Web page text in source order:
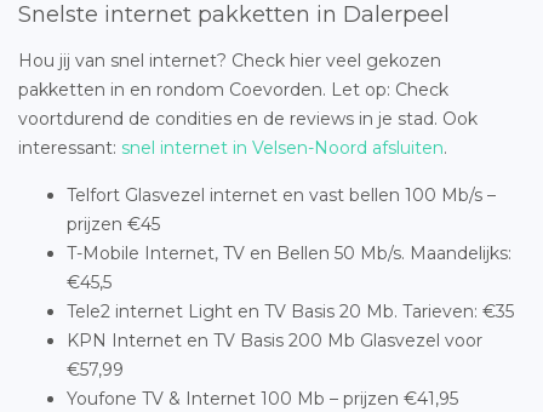
Snelste internet pakketten in Dalerpeel
Hou jij van snel internet? Check hier veel gekozen
pakketten in en rondom Coevorden. Let op: Check
voortdurend de condities en de reviews in je stad. Ook
interessant: snel internet in Velsen-Noord afsluiten.
Telfort Glasvezel internet en vast bellen 100 Mb/s –
prijzen €45
T-Mobile Internet, TV en Bellen 50 Mb/s. Maandelijks:
€45,5
Tele2 internet Light en TV Basis 20 Mb. Tarieven: €35
KPN Internet en TV Basis 200 Mb Glasvezel voor
€57,99
Youfone TV & Internet 100 Mb – prijzen €41,95